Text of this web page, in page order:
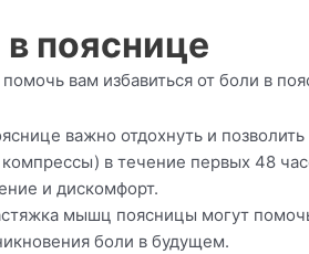
пояснице
вам избавиться от боли в
важно отдохнуть и
в течение первых 48
и дискомфорт.
мышц поясницы могут
боли в будущем.